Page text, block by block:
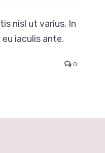
nisl ut varius. In
iaculis ante.
0